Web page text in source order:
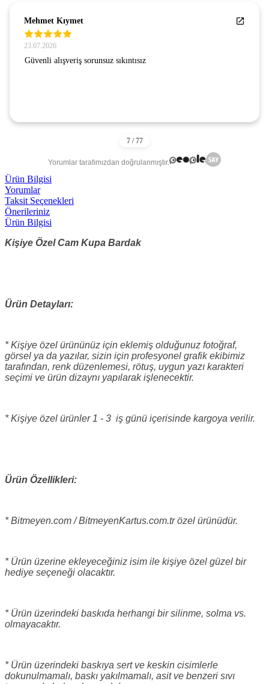
Mehmet Kıymet
23.07.2026
Güvenli alışveriş sorunsuz sıkıntısız
Yorumlar tarafımızdan doğrulanmıştır.
Ürün Bilgisi
Yorumlar
Taksit Seçenekleri
Önerileriniz
Ürün Bilgisi
Kişiye Özel Cam Kupa Bardak
Ürün Detayları:
* Kişiye özel ürününüz için eklemiş olduğunuz fotoğraf,
görsel ya da yazılar, sizin için profesyonel grafik ekibimiz
tarafından, renk düzenlemesi, rötuş, uygun yazı karakteri
seçimi ve ürün dizaynı yapılarak işlenecektir.
* Kişiye özel ürünler 1 - 3 iş günü içerisinde kargoya verilir.
Ürün Özellikleri:
* Bitmeyen.com / BitmeyenKartus.com.tr özel ürünüdür.
* Ürün üzerine ekleyeceğiniz isim ile kişiye özel güzel bir
hediye seçeneği olacaktır.
* Ürün üzerindeki baskıda herhangi bir silinme, solma vs.
olmayacaktır.
* Ürün üzerindeki baskıya sert ve keskin cisimlerle
dokunulmamalı, baskı yakılmamalı, asit ve benzeri sıvı